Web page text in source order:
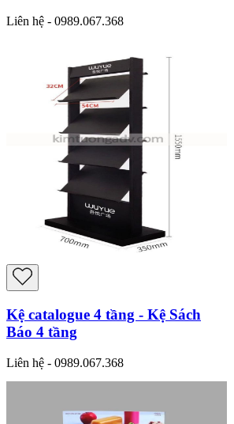
Liên hệ - 0989.067.368
Kệ catalogue 4 tầng - Kệ Sách
Báo 4 tầng
Liên hệ - 0989.067.368